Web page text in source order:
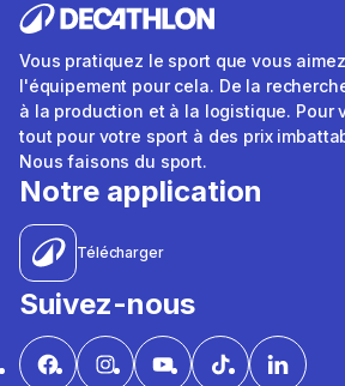
Vous pratiquez le sport que vous
l'équipement pour cela. De la
à la production et à la logistique. Pour
tout pour votre sport à des prix
Nous faisons du sport.
Notre application
Télécharger
Suivez-nous